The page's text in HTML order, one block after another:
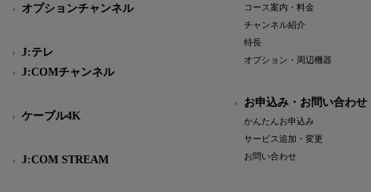
オプションチャンネル
J:テレ
J:COMチャンネル
ケーブル4K
J:COM STREAM
コース案内・料金
チャンネル紹介
特長
オプション・周辺機器
お申込み・お問い合わせ
かんたんお申込み
サービス追加・変更
お問い合わせ